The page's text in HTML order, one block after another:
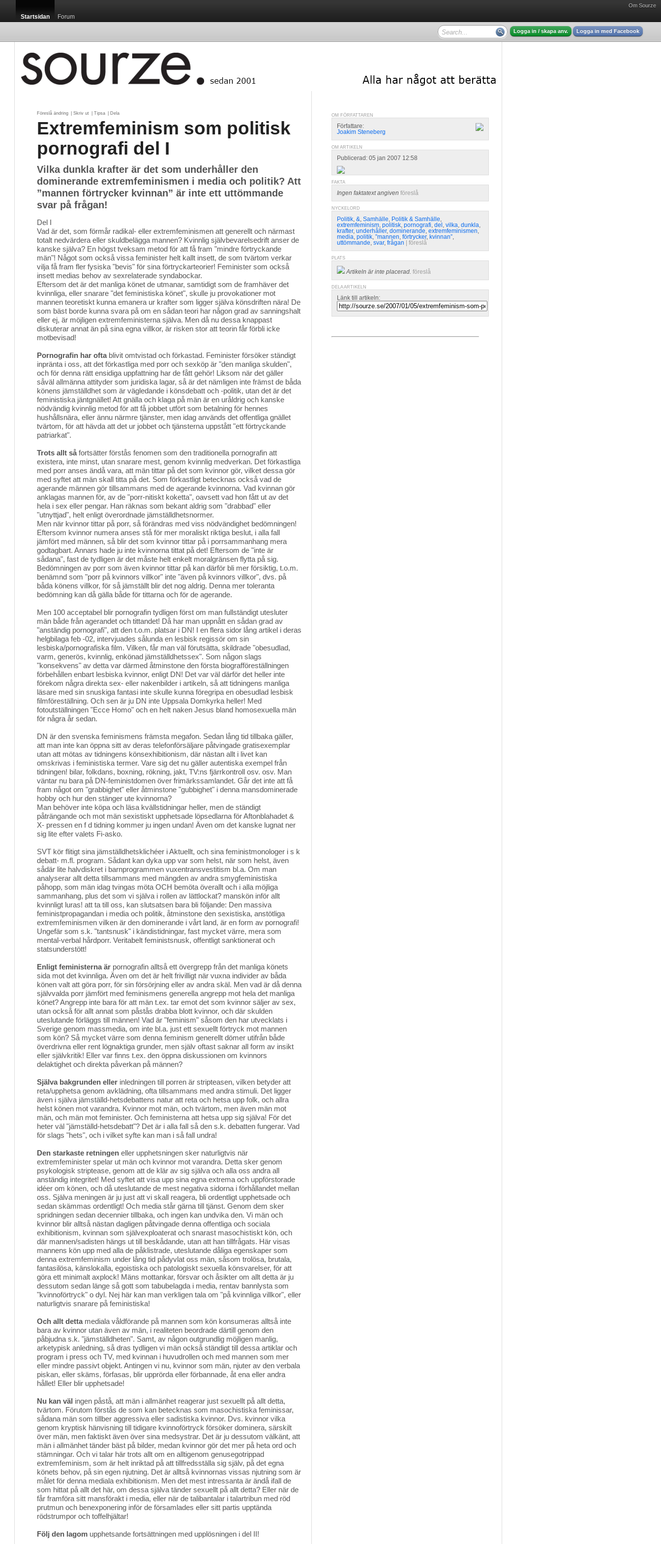
Om Sourze
Startsidan Forum
Logga in / skapa anv. Logga in med Facebook
Föreslå ändring Skriv ut Tipsa Dela
Extremfeminism som politisk
pornografi del I
Vilka dunkla krafter är det som underhåller den
dominerande extremfeminismen i media och politik? Att
”mannen förtrycker kvinnan” är inte ett uttömmande
svar på frågan!
Del I
Vad är det, som förmår radikal- eller extremfeminismen att generellt och närmast
totalt nedvärdera eller skuldbelägga mannen? Kvinnlig självbevarelsedrift anser de
kanske själva? En högst tveksam metod för att få fram "mindre förtryckande
män"! Något som också vissa feminister helt kallt insett, de som tvärtom verkar
vilja få fram fler fysiska "bevis" för sina förtryckarteorier! Feminister som också
insett medias behov av sexrelaterade syndabockar.
Eftersom det är det manliga könet de utmanar, samtidigt som de framhäver det
kvinnliga, eller snarare "det feministiska könet", skulle ju provokationer mot
mannen teoretiskt kunna emanera ur krafter som ligger själva könsdriften nära! De
som bäst borde kunna svara på om en sådan teori har någon grad av sanningshalt
eller ej, är möjligen extremfeministerna själva. Men då nu dessa knappast
diskuterar annat än på sina egna villkor, är risken stor att teorin får förbli icke
motbevisad!
Pornografin har oftablivit omtvistad och förkastad. Feminister försöker ständigt
inpränta i oss, att det förkastliga med porr och sexköp är "den manliga skulden",
och för denna rätt ensidiga uppfattning har de fått gehör! Liksom när det gäller
såväl allmänna attityder som juridiska lagar, så är det nämligen inte främst de båda
könens jämställdhet som är vägledande i könsdebatt och -politik, utan det är det
feministiska jäntgnället! Att gnälla och klaga på män är en uråldrig och kanske
nödvändig kvinnlig metod för att få jobbet utfört som betalning för hennes
hushållsnära, eller ännu närmre tjänster, men idag används det offentliga gnället
tvärtom, för att hävda att det ur jobbet och tjänsterna uppstått "ett förtryckande
patriarkat".
Trots allt så fortsätter förstås fenomen som den traditionella pornografin att
existera, inte minst, utan snarare mest, genom kvinnlig medverkan. Det förkastliga
med porr anses ändå vara, att män tittar på det som kvinnor gör, vilket dessa gör
med syftet att män skall titta på det. Som förkastligt betecknas också vad de
agerande männen gör tillsammans med de agerande kvinnorna. Vad kvinnan gör
anklagas mannen för, av de "porr-nitiskt koketta", oavsett vad hon fått ut av det
hela i sex eller pengar. Han räknas som bekant aldrig som "drabbad" eller
"utnyttjad", helt enligt överordnade jämställdhetsnormer.
Men när kvinnor tittar på porr, så förändras med viss nödvändighet bedömningen!
Eftersom kvinnor numera anses stå för mer moraliskt riktiga beslut, i alla fall
jämfört med männen, så blir det som kvinnor tittar på i porrsammanhang mera
godtagbart. Annars hade ju inte kvinnorna tittat på det! Eftersom de "inte är
sådana", fast de tydligen är det måste helt enkelt moralgränsen flytta på sig.
Bedömningen av porr som även kvinnor tittar på kan därför bli mer försiktig, t.o.m.
benämnd som "porr på kvinnors villkor" inte "även på kvinnors villkor", dvs. på
båda könens villkor, för så jämställt blir det nog aldrig. Denna mer toleranta
bedömning kan då gälla både för tittarna och för de agerande.
Men 100 acceptabel blir pornografin tydligen först om man fullständigt utesluter
män både från agerandet och tittandet! Då har man uppnått en sådan grad av
"anständig pornografi", att den t.o.m. platsar i DN! I en flera sidor lång artikel i deras
helgbilaga feb -02, intervjuades sålunda en lesbisk regissör om sin
lesbiska/pornografiska film. Vilken, får man väl förutsätta, skildrade "obesudlad,
varm, generös, kvinnlig, enkönad jämställdhetssex". Som någon slags
"konsekvens" av detta var därmed åtminstone den första biografföreställningen
förbehållen enbart lesbiska kvinnor, enligt DN! Det var väl därför det heller inte
förekom några direkta sex- eller nakenbilder i artikeln, så att tidningens manliga
läsare med sin snuskiga fantasi inte skulle kunna föregripa en obesudlad lesbisk
filmföreställning. Och sen är ju DN inte Uppsala Domkyrka heller! Med
fotoutställningen "Ecce Homo" och en helt naken Jesus bland homosexuella män
för några år sedan.
DN är den svenska feminismens främsta megafon. Sedan lång tid tillbaka gäller,
att man inte kan öppna sitt av deras telefonförsäljare påtvingade gratisexemplar
utan att mötas av tidningens könsexhibitionism, där nästan allt i livet kan
omskrivas i feministiska termer. Vare sig det nu gäller autentiska exempel från
tidningen! bilar, folkdans, boxning, rökning, jakt, TV:ns fjärrkontroll osv. osv. Man
väntar nu bara på DN-feministdomen över frimärkssamlandet. Går det inte att få
fram något om "grabbighet" eller åtminstone "gubbighet" i denna mansdominerade
hobby och hur den stänger ute kvinnorna?
Man behöver inte köpa och läsa kvällstidningar heller, men de ständigt
påträngande och mot män sexistiskt upphetsade löpsedlarna för Aftonblahadet &
X- pressen en f d tidning kommer ju ingen undan! Även om det kanske lugnat ner
sig lite efter valets Fi-asko.
SVT kör flitigt sina jämställdhetsklichéer i Aktuellt, och sina feministmonologer i s k
debatt- m.fl. program. Sådant kan dyka upp var som helst, när som helst, även
sådär lite halvdiskret i barnprogrammen vuxentransvestitism bl.a. Om man
analyserar allt detta tillsammans med mängden av andra smygfeministiska
påhopp, som män idag tvingas möta OCH bemöta överallt och i alla möjliga
sammanhang, plus det som vi själva i rollen av lättlockat? manskön inför allt
kvinnligt luras! att ta till oss, kan slutsatsen bara bli följande: Den massiva
feministpropagandan i media och politik, åtminstone den sexistiska, anstötliga
extremfeminismen vilken är den dominerande i vårt land, är en form av pornografi!
Ungefär som s.k. "tantsnusk" i kändistidningar, fast mycket värre, mera som
mental-verbal hårdporr. Veritabelt feministsnusk, offentligt sanktionerat och
statsunderstött!
Enligt feministerna är pornografin alltså ett övergrepp från det manliga könets
sida mot det kvinnliga. Även om det är helt frivilligt när vuxna individer av båda
könen valt att göra porr, för sin försörjning eller av andra skäl. Men vad är då denna
självvalda porr jämfört med feminismens generella angrepp mot hela det manliga
könet? Angrepp inte bara för att män t.ex. tar emot det som kvinnor säljer av sex,
utan också för allt annat som påstås drabba blott kvinnor, och där skulden
uteslutande förläggs till männen! Vad är "feminism" såsom den har utvecklats i
Sverige genom massmedia, om inte bl.a. just ett sexuellt förtryck mot mannen
som kön? Så mycket värre som denna feminism generellt dömer utifrån både
överdrivna eller rent lögnaktiga grunder, men själv oftast saknar all form av insikt
eller självkritik! Eller var finns t.ex. den öppna diskussionen om kvinnors
delaktighet och direkta påverkan på männen?
Själva bakgrunden eller inledningen till porren är stripteasen, vilken betyder att
reta/upphetsa genom avklädning, ofta tillsammans med andra stimuli. Det ligger
även i själva jämställd-hetsdebattens natur att reta och hetsa upp folk, och allra
helst könen mot varandra. Kvinnor mot män, och tvärtom, men även män mot
män, och män mot feminister. Och feministerna att hetsa upp sig själva! För det
heter väl "jämställd-hetsdebatt"? Det är i alla fall så den s.k. debatten fungerar. Vad
för slags "hets", och i vilket syfte kan man i så fall undra!
Den starkaste retningen eller upphetsningen sker naturligtvis när
extremfeminister spelar ut män och kvinnor mot varandra. Detta sker genom
psykologisk striptease, genom att de klär av sig själva och alla oss andra all
anständig integritet! Med syftet att visa upp sina egna extrema och uppförstorade
idéer om könen, och då uteslutande de mest negativa sidorna i förhållandet mellan
oss. Själva meningen är ju just att vi skall reagera, bli ordentligt upphetsade och
sedan skämmas ordentligt! Och media står gärna till tjänst. Genom dem sker
spridningen sedan decennier tillbaka, och ingen kan undvika den. Vi män och
kvinnor blir alltså nästan dagligen påtvingade denna offentliga och sociala
exhibitionism, kvinnan som självexploaterat och snarast masochistiskt kön, och
där mannen/sadisten hängs ut till beskådande, utan att han tillfrågats. Här visas
mannens kön upp med alla de påklistrade, uteslutande dåliga egenskaper som
denna extremfeminism under lång tid pådyvlat oss män, såsom trolösa, brutala,
fantasilösa, känslokalla, egoistiska och patologiskt sexuella könsvarelser, för att
göra ett minimalt axplock! Mäns mottankar, försvar och åsikter om allt detta är ju
dessutom sedan länge så gott som tabubelagda i media, rentav bannlysta som
"kvinnoförtryck" o dyl. Nej här kan man verkligen tala om "på kvinnliga villkor", eller
naturligtvis snarare på feministiska!
Och allt dettamediala våldförande på mannen som kön konsumeras alltså inte
bara av kvinnor utan även av män, i realiteten beordrade därtill genom den
påbjudna s.k. "jämställdheten". Samt, av någon outgrundlig möjligen manlig,
arketypisk anledning, så dras tydligen vi män också ständigt till dessa artiklar och
program i press och TV, med kvinnan i huvudrollen och med mannen som mer
eller mindre passivt objekt. Antingen vi nu, kvinnor som män, njuter av den verbala
piskan, eller skäms, förfasas, blir upprörda eller förbannade, åt ena eller andra
hållet! Eller blir upphetsade!
Nu kan väl ingen påstå, att män i allmänhet reagerar just sexuellt på allt detta,
tvärtom. Förutom förstås de som kan betecknas som masochistiska feminissar,
sådana män som tillber aggressiva eller sadistiska kvinnor. Dvs. kvinnor vilka
genom kryptisk hänvisning till tidigare kvinnoförtryck försöker dominera, särskilt
över män, men faktiskt även över sina medsystrar. Det är ju dessutom välkänt, att
män i allmänhet tänder bäst på bilder, medan kvinnor gör det mer på heta ord och
stämningar. Och vi talar här trots allt om en alltigenom genusegotrippad
extremfeminism, som är helt inriktad på att tillfredsställa sig själv, på det egna
könets behov, på sin egen njutning. Det är alltså kvinnornas vissas njutning som är
målet för denna mediala exhibitionism. Men det mest intressanta är ändå ifall de
som hittat på allt det här, om dessa själva tänder sexuellt på allt detta? Eller när de
får framföra sitt mansförakt i media, eller när de talibantalar i talartribun med röd
prutmun och benexponering inför de församlades eller sitt partis upptända
rödstrumpor och toffelhjältar!
Följ den lagom upphetsande fortsättningen med upplösningen i del II!
OM FÖRFATTAREN
Författare:
Joakim Steneberg
OM ARTIKELN
Publicerad: 05 jan 2007 12:58
FAKTA
Ingen faktatext angiven föreslå
NYCKELORD
Politik, &, Samhälle, Politik & Samhälle,
extremfeminism, politisk, pornografi, del , vilka, dunkla,
krafter, underhåller, dominerande, extremfeminismen,
media, politik, ”mannen, förtrycker, kvinnan”,
uttömmande, svar, frågan föreslå
PLATS
Artikeln är inte placerad. föreslå
DELA ARTIKELN
Länk till artikeln: